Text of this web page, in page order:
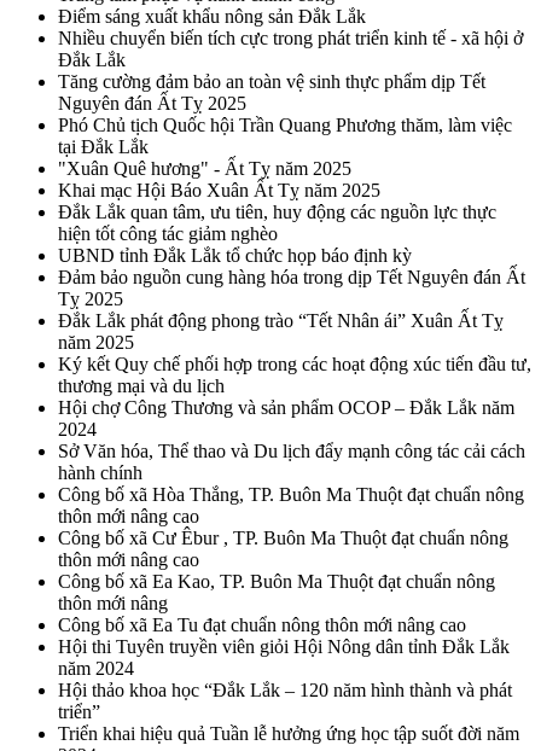
Điểm sáng xuất khẩu nông sản Đắk Lắk
Nhiều chuyển biến tích cực trong phát triển kinh tế - xã hội ở
Đắk Lắk
Tăng cường đảm bảo an toàn vệ sinh thực phẩm dịp Tết
Nguyên đán Ất Tỵ 2025
Phó Chủ tịch Quốc hội Trần Quang Phương thăm, làm việc
tại Đắk Lắk
"Xuân Quê hương" - Ất Tỵ năm 2025
Khai mạc Hội Báo Xuân Ất Tỵ năm 2025
Đắk Lắk quan tâm, ưu tiên, huy động các nguồn lực thực
hiện tốt công tác giảm nghèo
UBND tỉnh Đắk Lắk tổ chức họp báo định kỳ
Đảm bảo nguồn cung hàng hóa trong dịp Tết Nguyên đán Ất
Tỵ 2025
Đắk Lắk phát động phong trào “Tết Nhân ái” Xuân Ất Tỵ
năm 2025
Ký kết Quy chế phối hợp trong các hoạt động xúc tiến đầu tư,
thương mại và du lịch
Hội chợ Công Thương và sản phẩm OCOP – Đắk Lắk năm
2024
Sở Văn hóa, Thể thao và Du lịch đẩy mạnh công tác cải cách
hành chính
Công bố xã Hòa Thắng, TP. Buôn Ma Thuột đạt chuẩn nông
thôn mới nâng cao
Công bố xã Cư Êbur , TP. Buôn Ma Thuột đạt chuẩn nông
thôn mới nâng cao
Công bố xã Ea Kao, TP. Buôn Ma Thuột đạt chuẩn nông
thôn mới nâng
Công bố xã Ea Tu đạt chuẩn nông thôn mới nâng cao
Hội thi Tuyên truyền viên giỏi Hội Nông dân tỉnh Đắk Lắk
năm 2024
Hội thảo khoa học “Đắk Lắk – 120 năm hình thành và phát
triển”
Triển khai hiệu quả Tuần lễ hưởng ứng học tập suốt đời năm